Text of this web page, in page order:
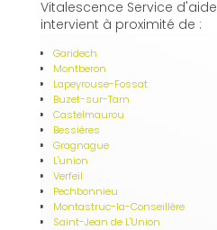
Vitalescence Service
intervient à proximité de :
Garidech
Montberon
Lapeyrouse-Fossat
Buzet-sur-Tarn
Castelmaurou
Bessières
Gragnague
L'union
Verfeil
Pechbonnieu
Montastruc-la-Conseillère
Saint-Jean de L'Union